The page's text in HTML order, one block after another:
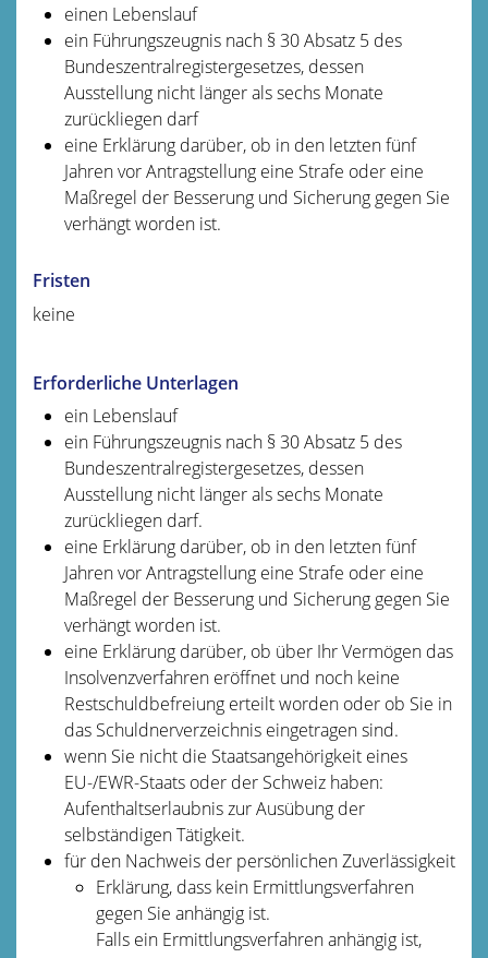
einen Lebenslauf
ein Führungszeugnis nach § 30 Absatz 5 des
Bundeszentralregistergesetzes, dessen
Ausstellung nicht länger als sechs Monate
zurückliegen darf
eine Erklärung darüber, ob in den letzten fünf
Jahren vor Antragstellung eine Strafe oder eine
Maßregel der Besserung und Sicherung gegen Sie
verhängt worden ist.
Fristen
keine
Erforderliche Unterlagen
ein Lebenslauf
ein Führungszeugnis nach § 30 Absatz 5 des
Bundeszentralregistergesetzes, dessen
Ausstellung nicht länger als sechs Monate
zurückliegen darf.
eine Erklärung darüber, ob in den letzten fünf
Jahren vor Antragstellung eine Strafe oder eine
Maßregel der Besserung und Sicherung gegen Sie
verhängt worden ist.
eine Erklärung darüber, ob über Ihr Vermögen das
Insolvenzverfahren eröffnet und noch keine
Restschuldbefreiung erteilt worden oder ob Sie in
das Schuldnerverzeichnis eingetragen sind.
wenn Sie nicht die Staatsangehörigkeit eines
EU-/EWR-Staats oder der Schweiz haben:
Aufenthaltserlaubnis zur Ausübung der
selbständigen Tätigkeit.
für den Nachweis der persönlichen Zuverlässigkeit
Erklärung, dass kein Ermittlungsverfahren
gegen Sie anhängig ist.
Falls ein Ermittlungsverfahren anhängig ist,